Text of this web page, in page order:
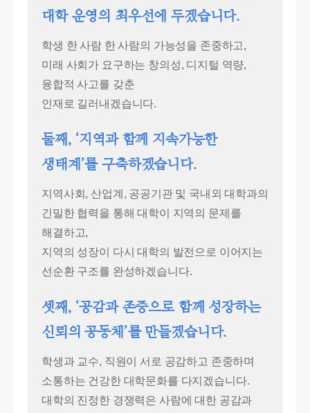
대학 운영의 최우선에 두겠습니다.
학생 한 사람 한 사람의 가능성을 존중하고,
미래 사회가 요구하는 창의성, 디지털 역량,
융합적 사고를 갖춘
인재로 길러내겠습니다.
둘째, ‘지역과 함께 지속가능한
생태계’를 구축하겠습니다.
지역사회, 산업계, 공공기관 및 국내외 대학과의
긴밀한 협력을 통해 대학이 지역의 문제를
해결하고,
지역의 성장이 다시 대학의 발전으로 이어지는
선순환 구조를 완성하겠습니다.
셋째, ‘공감과 존중으로 함께 성장하는
신뢰의 공동체’를 만들겠습니다.
학생과 교수, 직원이 서로 공감하고 존중하며
소통하는 건강한 대학문화를 다지겠습니다.
대학의 진정한 경쟁력은 사람에 대한 공감과